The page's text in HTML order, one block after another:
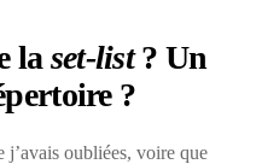
la set-list? Un
?
j’avais oubliées, voire que